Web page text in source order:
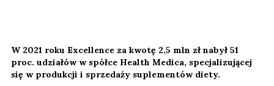
W 2021 roku Excellence za kwotę 2,5 mln zł nabył 51
proc. udziałów w spółce Health Medica, specjalizującej
się w produkcji i sprzedaży suplementów diety.